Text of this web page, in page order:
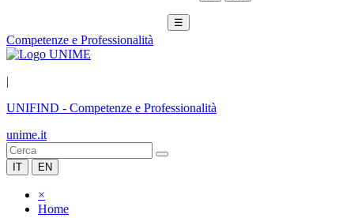
☰
Competenze e Professionalità
|
UNIFIND - Competenze e Professionalità
unime.it
IT EN
×
Home